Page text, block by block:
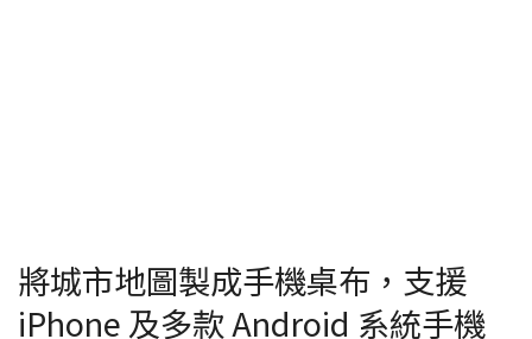
將城市地圖製成手機桌布，支援
iPhone 及多款 Android 系統手機